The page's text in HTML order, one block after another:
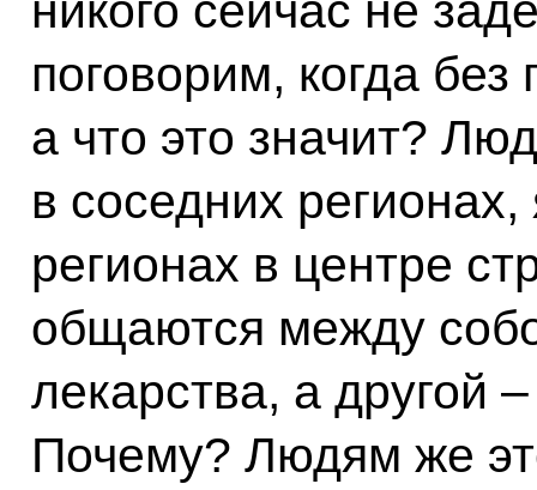
никого сейчас не
поговорим, когда
а что это значит?
в соседних
регионах в центре
общаются между
лекарства, а другой
Почему? Людям же